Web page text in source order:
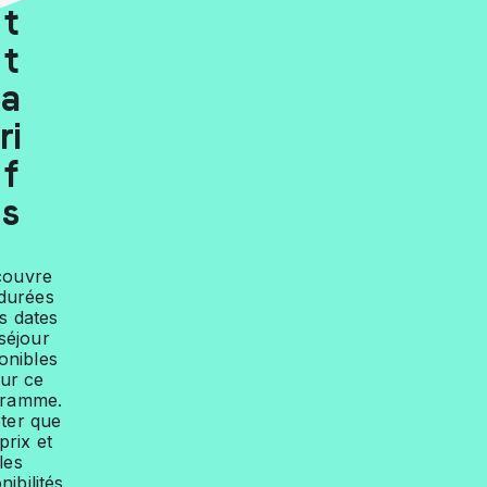
t
t
a
ri
f
s
dates
ce
que
et
les